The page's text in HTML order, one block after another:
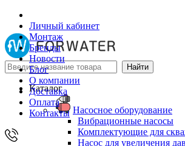
Личный кабинет
Монтаж
Бренды
Новости
Блог
О компании
Доставка
Оплата
Контакты
Каталог
Насосное оборудование
Вибрационные насосы
Комплектующие для
Насос для увеличения